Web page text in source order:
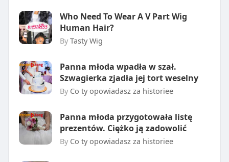
Who Need To Wear A V Part Wig
Human Hair?
By Tasty Wig
Panna młoda wpadła w szał.
Szwagierka zjadła jej tort weselny
By Co ty opowiadasz za historiee
Panna młoda przygotowała listę
prezentów. Ciężko ją zadowolić
By Co ty opowiadasz za historiee